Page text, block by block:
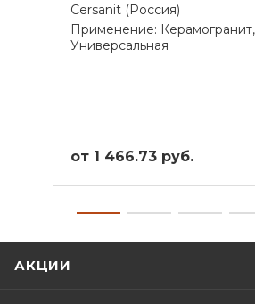
Cersanit (Россия)
Применение: Керамогранит,
Универсальная
от 1 466.73 руб.
АКЦИИ